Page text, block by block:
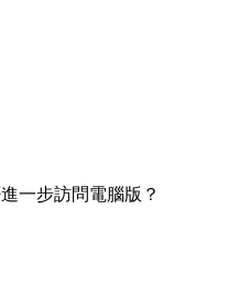
一步訪問電腦版？